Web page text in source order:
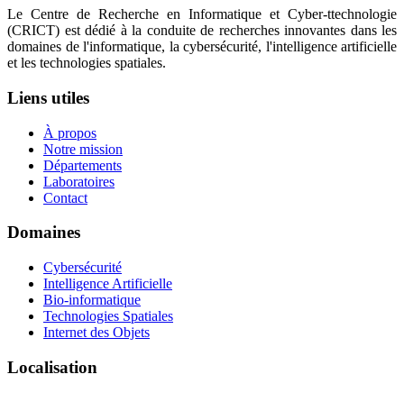
Le Centre de Recherche en Informatique et Cyber-ttechnologie
(CRICT) est dédié à la conduite de recherches innovantes dans les
domaines de l'informatique, la cybersécurité, l'intelligence artificielle
et les technologies spatiales.
Liens utiles
À propos
Notre mission
Départements
Laboratoires
Contact
Domaines
Cybersécurité
Intelligence Artificielle
Bio-informatique
Technologies Spatiales
Internet des Objets
Localisation